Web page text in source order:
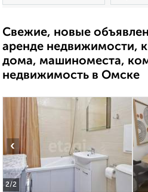
Свежие, новые
аренде недвижимости,
дома, машиноместа,
недвижимость в Омске
2/2
‹